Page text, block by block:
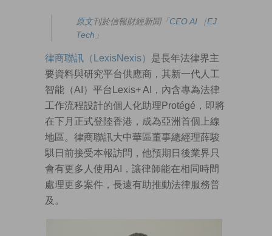
原文刊於信報財經新聞「CEO AI⎹ EJ
Tech 」
律商聯訊（LexisNexis） 是長年法律界主
要資料與研究平台供應商，其新一代人工
智能（AI）平台Lexis+ AI，內含專為法律
工作流程設計的個人化助理Protégé，即將
在下月正式登陸香港，成為亞洲首個上線
地區。律商聯訊大中華區董事總經理薛駿
騏日前接受本報訪問，他預期日後業界只
會有更多人使用AI，讓律師能在相同時間
處理更多案件，長遠有助推動法律服務普
及。